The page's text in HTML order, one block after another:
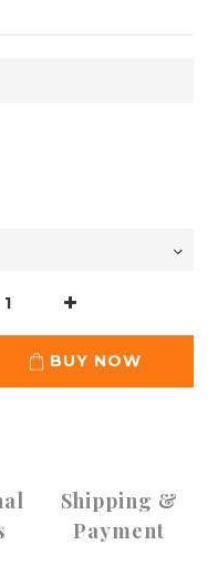
BUY NOW
Shipping &
Payment